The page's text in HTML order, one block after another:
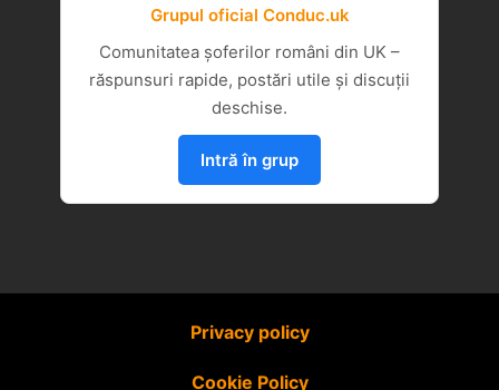
Grupul oficial Conduc.uk
Comunitatea șoferilor români din UK –
răspunsuri rapide, postări utile și discuții
deschise.
Intră în grup
Privacy policy
Cookie Policy